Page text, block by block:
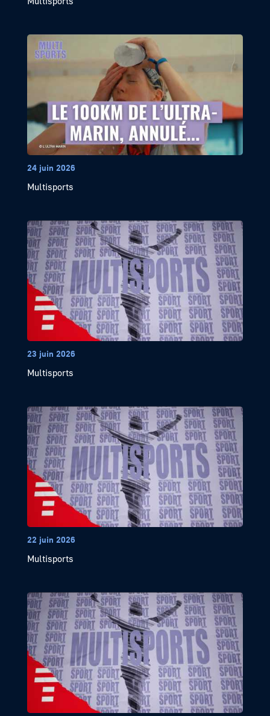
24 juin 2026
Multisports
23 juin 2026
Multisports
22 juin 2026
Multisports